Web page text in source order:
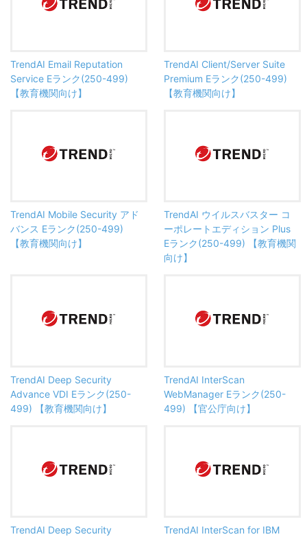
TrendAI Email Reputation
Service Eランク(250-499)
【教育機関向け】
TrendAI Client/Server Suite
Premium Eランク(250-499)
【教育機関向け】
TrendAI Mobile Security アド
バンス Eランク(250-499)
【教育機関向け】
TrendAI ウイルスバスター コ
ーポレートエディション Plus
Eランク(250-499) 【教育機関
向け】
TrendAI Deep Security
Advance VDI Eランク(250-
499) 【教育機関向け】
TrendAI InterScan
WebManager Eランク(250-
499) 【官公庁向け】
TrendAI Deep Security
TrendAI InterScan for IBM